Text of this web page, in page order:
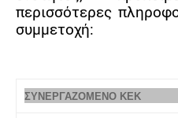
περισσότερες
συμμετοχή: